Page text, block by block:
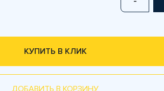
КУПИТЬ В КЛИК
ДОБАВИТЬ В КОРЗИНУ